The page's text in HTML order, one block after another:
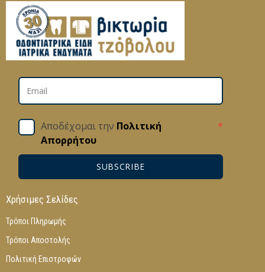
Αποδέχομαι την Πολιτική
Απορρήτου
*
SUBSCRIBE
Χρήσιμες Σελίδες
Τρόποι Πληρωμής
Τρόποι Αποστολής
Πολιτική Επιστροφών